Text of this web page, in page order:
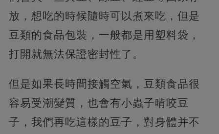
放，想吃的時候隨時可以煮來吃，但是
豆類的食品包裝，一般都是用塑料袋，
打開就無法保證密封性了。
但是如果長時間接觸空氣，豆類食品很
容易受潮變質，也會有小蟲子啃咬豆
子，我們再吃這樣的豆子，對身體并不